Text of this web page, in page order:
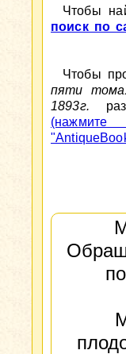
Чтобы
поиск по
Чтобы
пяти
1893г.
(нажмите